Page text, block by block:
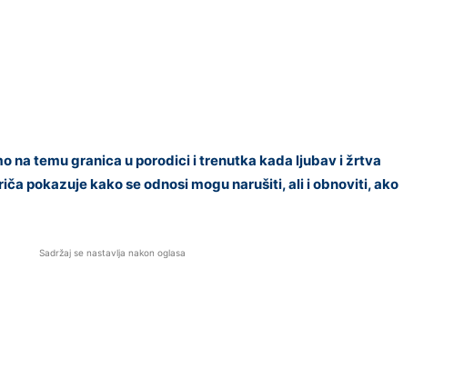
na temu granica u porodici i trenutka kada ljubav i žrtva
pokazuje kako se odnosi mogu narušiti, ali i obnoviti, ako
Sadržaj se nastavlja nakon oglasa